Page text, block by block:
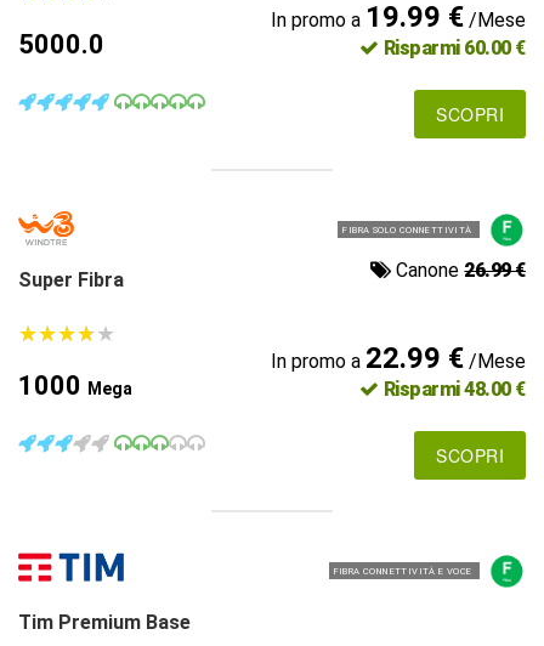
5000.0
In promo a 19.99 €/Mese
Risparmi 60.00 €
SCOPRI
FIBRA SOLO CONNETTIVITÀ
Super Fibra Canone26.99 €
★★★★★
★★★★★
1000 Mega
In promo a 22.99 €/Mese
Risparmi 48.00 €
SCOPRI
FIBRA CONNETTIVITÀ E VOCE
Tim Premium Base